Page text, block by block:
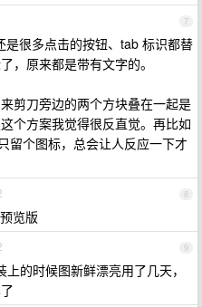
7
很多点击的按钮、tab 标识都替
，原来都是带有文字的。
剪刀旁边的两个方块叠在一起是
个方案我觉得很反直觉。再比如
留个图标，总会让人反应一下才
8
览版
9
的时候图新鲜漂亮用了几天，